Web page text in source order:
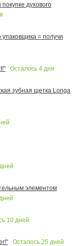
духового
упаковщика = получи
Осталось 4 дня
зубная щетка Longa
дней
элементом
дней
10 дней
Осталось 25 дней